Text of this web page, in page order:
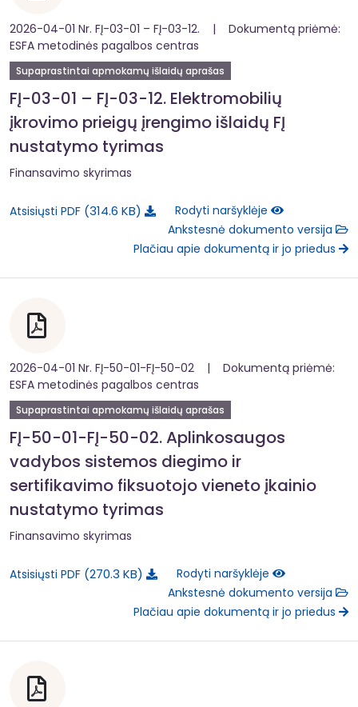
2026-04-01 Nr. FĮ-03-01 – FĮ-03-12. | Dokumentą priėmė:
ESFA metodinės pagalbos centras
Supaprastintai apmokamų išlaidų aprašas
FĮ-03-01 – FĮ-03-12. Elektromobilių
įkrovimo prieigų įrengimo išlaidų FĮ
nustatymo tyrimas
Finansavimo skyrimas
Atsisiųsti PDF 314.6 KB
Rodyti naršyklėje
Ankstesnė dokumento versija
Plačiau apie dokumentą ir jo priedus
2026-04-01 Nr. FĮ-50-01-FĮ-50-02 | Dokumentą priėmė:
ESFA metodinės pagalbos centras
Supaprastintai apmokamų išlaidų aprašas
FĮ-50-01-FĮ-50-02. Aplinkosaugos
vadybos sistemos diegimo ir
sertifikavimo fiksuotojo vieneto įkainio
nustatymo tyrimas
Finansavimo skyrimas
Atsisiųsti PDF 270.3 KB
Rodyti naršyklėje
Ankstesnė dokumento versija
Plačiau apie dokumentą ir jo priedus